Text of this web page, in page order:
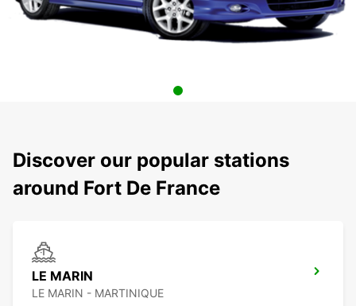
Discover our popular stations
around Fort De France
LE MARIN
LE MARIN - MARTINIQUE